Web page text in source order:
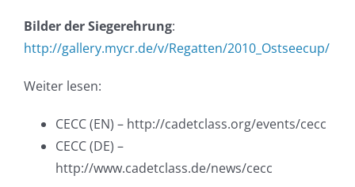
BilderderSiegerehrung:
http://gallery.mycr.de/v/Regatten/2010_Ostseecup/
Weiter lesen:
CECC (EN) – http://cadetclass.org/events/cecc
CECC (DE) –
http://www.cadetclass.de/news/cecc